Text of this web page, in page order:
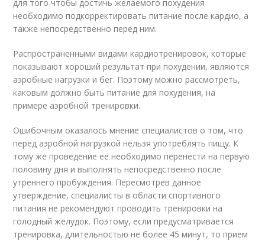
для того чтобы достичь желаемого похудения
необходимо подкорректировать питание после кардио, а
также непосредственно перед ним.
Распространенными видами кардиотренировок, которые
показывают хороший результат при похудении, являются
аэробные нагрузки и бег. Поэтому можно рассмотреть,
каковым должно быть питание для похудения, на
примере аэробной тренировки.
Ошибочным оказалось мнение специалистов о том, что
перед аэробной нагрузкой нельзя употреблять пищу. К
тому же проведение ее необходимо перенести на первую
половину дня и выполнять непосредственно после
утреннего пробуждения. Пересмотрев данное
утверждение, специалисты в области спортивного
питания не рекомендуют проводить тренировки на
голодный желудок. Поэтому, если предусматривается
тренировка, длительностью не более 45 минут, то прием